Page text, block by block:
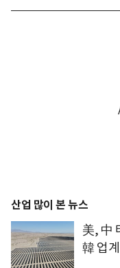
산업 많이 본 뉴스
美, 中
韓 업